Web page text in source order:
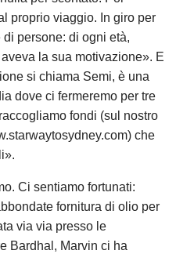
proprio viaggio. In giro per
persone: di ogni età,
la sua motivazione». E
si chiama Semi, è una
dove ci fermeremo per tre
fondi (sul nostro
che
Ci sentiamo fortunati:
fornitura di olio per
via via presso le
Bardhal, Marvin ci ha